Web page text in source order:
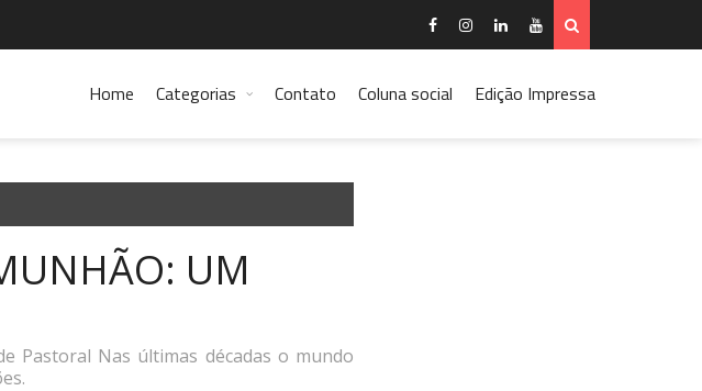
Home Categorias Contato Coluna social Edição Impressa
UM
Pastoral Nas últimas décadas o mundo